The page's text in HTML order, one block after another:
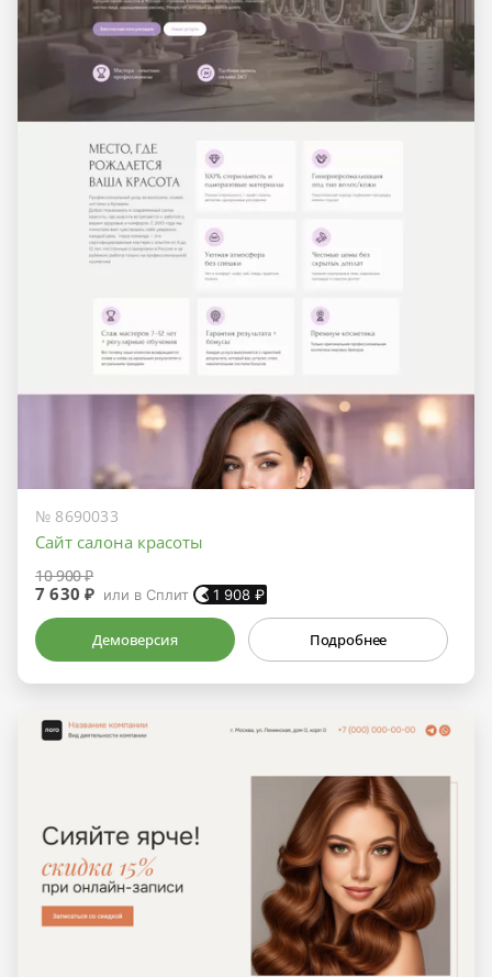
№ 8690033
Сайт салона красоты
10 900 ₽
7 630 ₽ или в Сплит 1 908 ₽
Демоверсия Подробнее